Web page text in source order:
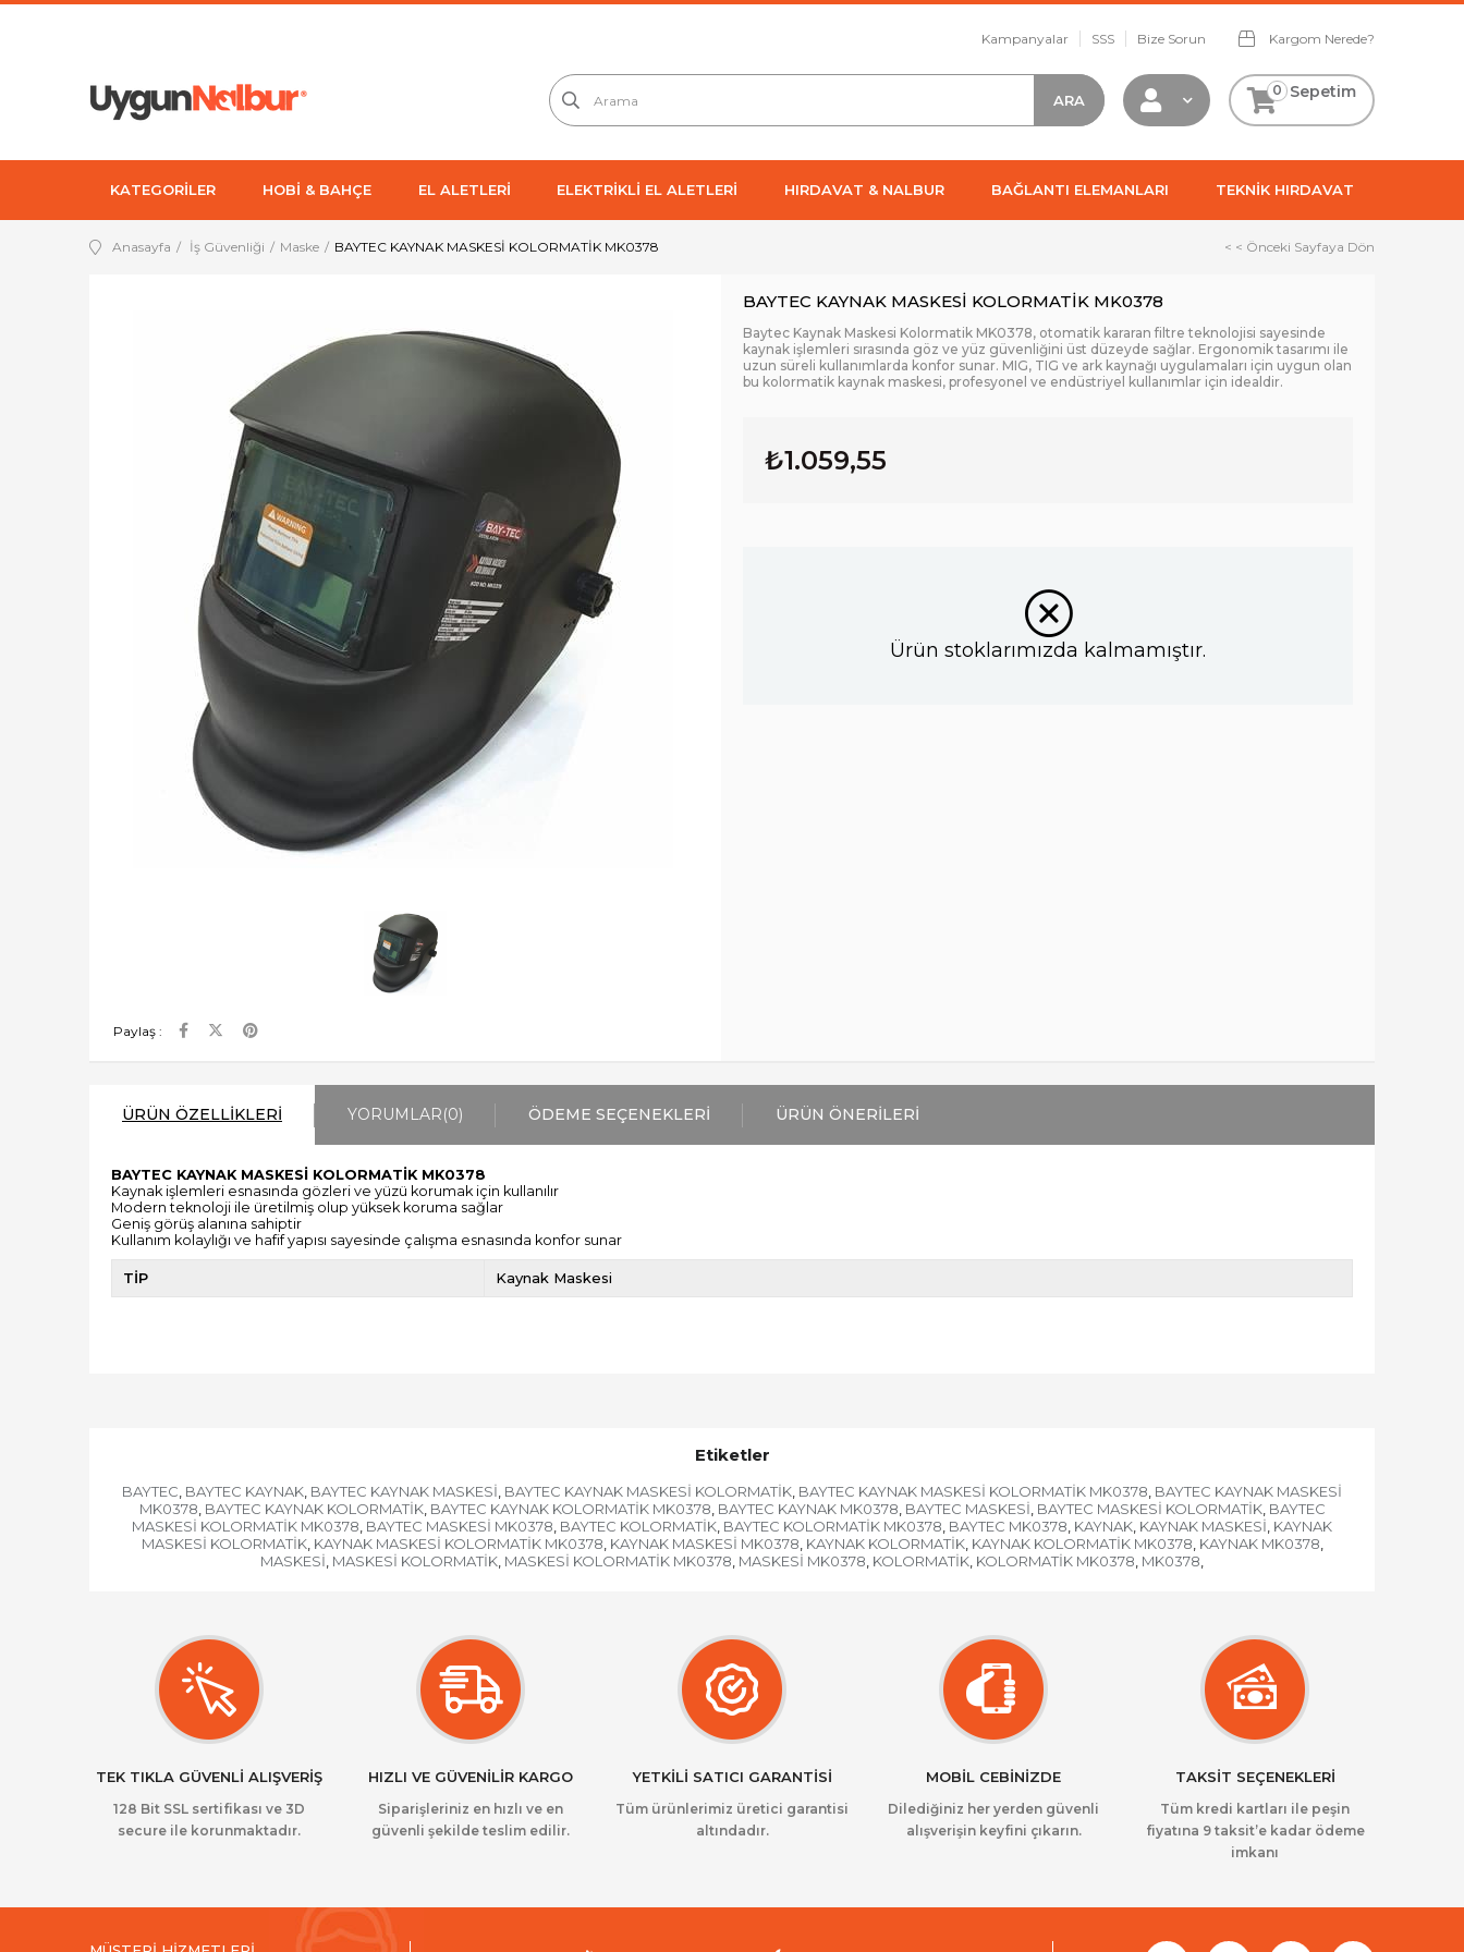
Kampanyalar SSS Bize Sorun Kargom Nerede?
Sepetim
0
KATEGORİLER HOBİ & BAHÇE EL ALETLERİ ELEKTRİKLİ EL ALETLERİ HIRDAVAT & NALBUR BAĞLANTI ELEMANLARI TEKNİK HIRDAVAT
Anasayfa İş Güvenliği Maske BAYTEC KAYNAK MASKESİ KOLORMATİK MK0378 < < Önceki Sayfaya Dön
Paylaş :
BAYTEC KAYNAK MASKESİ KOLORMATİK MK0378
Baytec Kaynak Maskesi Kolormatik MK0378, otomatik kararan filtre teknolojisi sayesinde
kaynak işlemleri sırasında göz ve yüz güvenliğini üst düzeyde sağlar. Ergonomik tasarımı ile
uzun süreli kullanımlarda konfor sunar. MIG, TIG ve ark kaynağı uygulamaları için uygun olan
bu kolormatik kaynak maskesi, profesyonel ve endüstriyel kullanımlar için idealdir.
₺1.059,55
Ürün stoklarımızda kalmamıştır.
ÜRÜN ÖZELLIKLERI YORUMLAR(0) ÖDEME SEÇENEKLERI ÜRÜN ÖNERILERI
BAYTEC KAYNAK MASKESİ KOLORMATİK MK0378
Kaynak işlemleri esnasında gözleri ve yüzü korumak için kullanılır
Modern teknoloji ile üretilmiş olup yüksek koruma sağlar
Geniş görüş alanına sahiptir
Kullanım kolaylığı ve hafif yapısı sayesinde çalışma esnasında konfor sunar
TİP Kaynak Maskesi
Etiketler
BAYTEC, BAYTEC KAYNAK, BAYTEC KAYNAK MASKESİ, BAYTEC KAYNAK MASKESİ KOLORMATİK, BAYTEC KAYNAK MASKESİ KOLORMATİK MK0378, BAYTEC KAYNAK MASKESİ
MK0378, BAYTEC KAYNAK KOLORMATİK, BAYTEC KAYNAK KOLORMATİK MK0378, BAYTEC KAYNAK MK0378, BAYTEC MASKESİ, BAYTEC MASKESİ KOLORMATİK, BAYTEC
MASKESİ KOLORMATİK MK0378, BAYTEC MASKESİ MK0378, BAYTEC KOLORMATİK, BAYTEC KOLORMATİK MK0378, BAYTEC MK0378, KAYNAK, KAYNAK MASKESİ, KAYNAK
MASKESİ KOLORMATİK, KAYNAK MASKESİ KOLORMATİK MK0378, KAYNAK MASKESİ MK0378, KAYNAK KOLORMATİK, KAYNAK KOLORMATİK MK0378, KAYNAK MK0378,
MASKESİ, MASKESİ KOLORMATİK, MASKESİ KOLORMATİK MK0378, MASKESİ MK0378, KOLORMATİK, KOLORMATİK MK0378, MK0378,
TEK TIKLA GÜVENLİ ALIŞVERİŞ
128 Bit SSL sertifikası ve 3D
secure ile korunmaktadır.
HIZLI VE GÜVENİLİR KARGO
Siparişleriniz en hızlı ve en
güvenli şekilde teslim edilir.
YETKİLİ SATICI GARANTİSİ
Tüm ürünlerimiz üretici garantisi
altındadır.
MOBİL CEBİNİZDE
Dilediğiniz her yerden güvenli
alışverişin keyfini çıkarın.
TAKSİT SEÇENEKLERİ
Tüm kredi kartları ile peşin
fiyatına 9 taksit’e kadar ödeme
imkanı